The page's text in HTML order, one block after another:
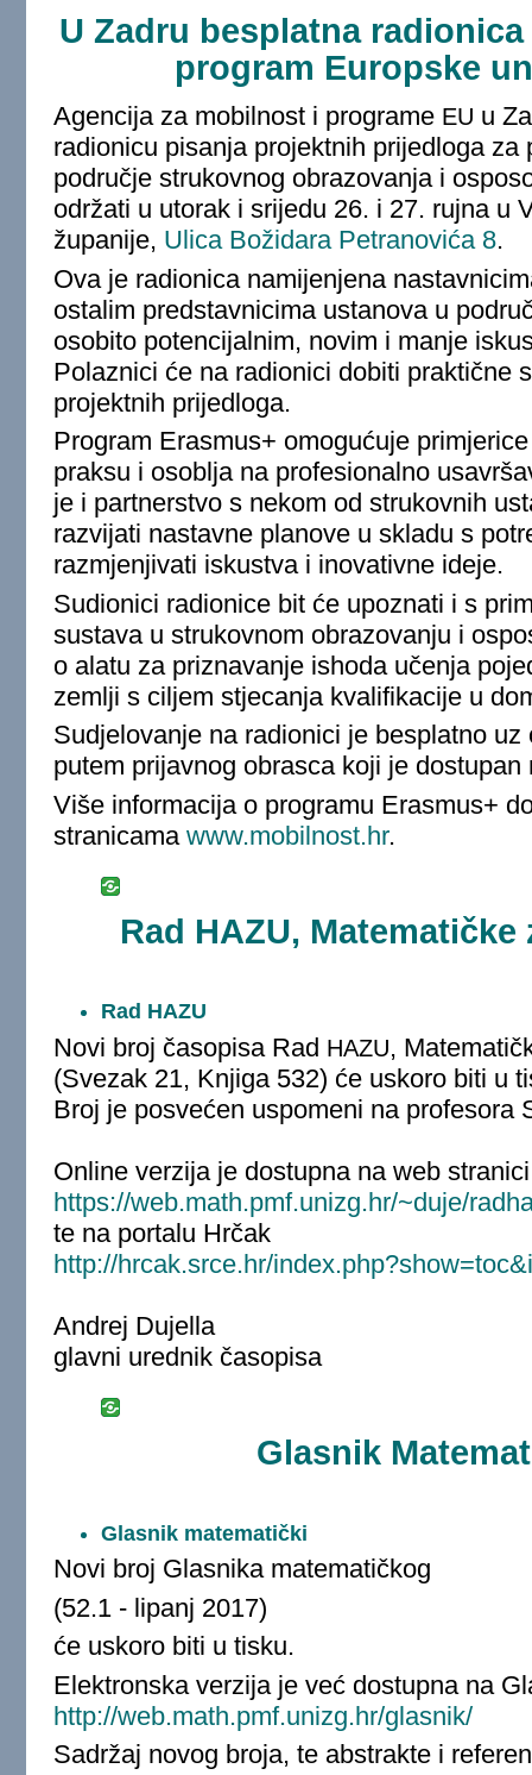
U Zadru besplatna
program Europske
Agencija za mobilnost i programe EU u
radionicu pisanja projektnih prijedloga za
područje strukovnog obrazovanja i
održati u utorak i srijedu 26. i 27. rujna u
županije, Ulica Božidara Petranovića 8.
Ova je radionica namijenjena
ostalim predstavnicima ustanova u
osobito potencijalnim, novim i manje
Polaznici će na radionici dobiti praktične
projektnih prijedloga.
Program Erasmus+ omogućuje
praksu i osoblja na profesionalno
je i partnerstvo s nekom od strukovnih
razvijati nastavne planove u skladu s
razmjenjivati iskustva i inovativne ideje.
Sudionici radionice bit će upoznati i s
sustava u strukovnom obrazovanju i
o alatu za priznavanje ishoda učenja
zemlji s ciljem stjecanja kvalifikacije u
Sudjelovanje na radionici je besplatno
putem prijavnog obrasca koji je
Više informacija o programu Erasmus+
stranicama www.mobilnost.hr.
Rad HAZU,
Rad HAZU
Novi broj časopisa Rad HAZU,
(Svezak 21, Knjiga 532) će uskoro biti u
Broj je posvećen uspomeni na profesora
Online verzija je dostupna na web stranici
https://web.math.pmf.unizg.hr/~duje/
te na portalu Hrčak
http://hrcak.srce.hr/
Andrej Dujella
glavni urednik časopisa
Glasnik
Glasnik matematički
Novi broj Glasnika matematičkog
(52.1 - lipanj 2017)
će uskoro biti u tisku.
Elektronska verzija je već dostupna na
http://web.math.pmf.unizg.hr/glasnik/
Sadržaj novog broja, te abstrakte i